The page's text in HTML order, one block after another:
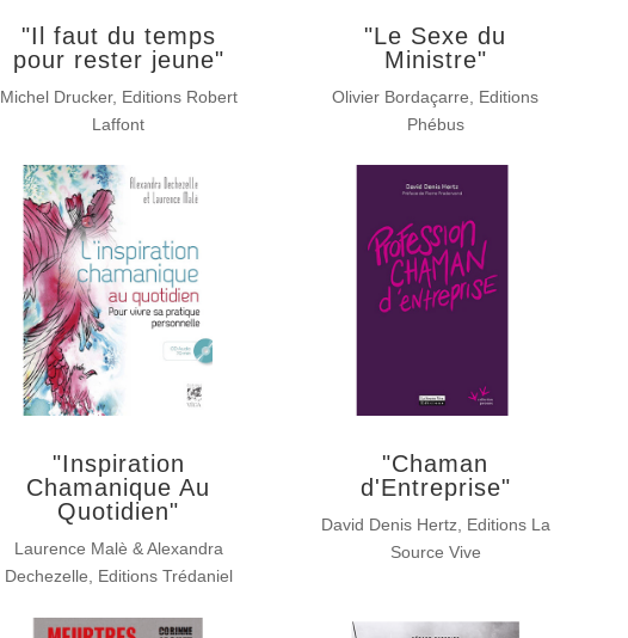
"Il faut du temps
pour rester jeune"
Michel Drucker, Editions Robert
Laffont
"Le Sexe du
Ministre"
Olivier Bordaçarre, Editions
Phébus
"Inspiration
Chamanique Au
Quotidien"
Laurence Malè & Alexandra
Dechezelle, Editions Trédaniel
"Chaman
d'Entreprise"
David Denis Hertz, Editions La
Source Vive